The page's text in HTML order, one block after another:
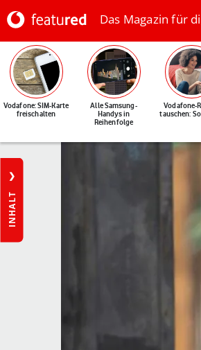
Das Magazin für
Vodafone: SIM-Karte
freischalten
Alle Samsung-
Handys in
Reihenfolge
Vodafone-
tauschen:
INHALT